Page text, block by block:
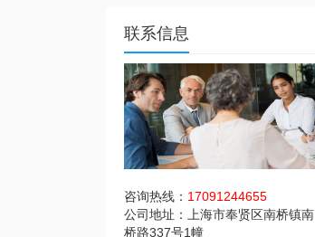
联系信息
咨询热线： 17091244655
公司地址：上海市奉贤区南桥镇南
桥路337号1幢